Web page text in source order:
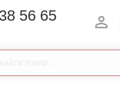
56 65